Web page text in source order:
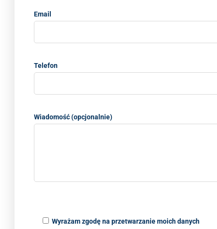
Email
Telefon
Wiadomość (opcjonalnie)
Wyrażam zgodę na przetwarzanie moich danych